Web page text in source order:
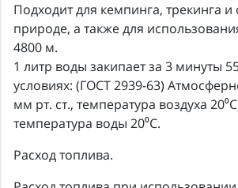
Подходит для кемпинга, трекинга и
природе, а также для
4800 м.
1 литр воды закипает за 3 минуты
условиях: (ГОСТ 2939-63)
мм рт. ст., температура воздуха
температура воды 20⁰С.
Расход топлива.